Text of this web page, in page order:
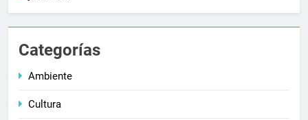
Categorías
Ambiente
Cultura